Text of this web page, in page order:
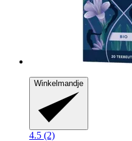
Winkelmandje
4.5 (2)